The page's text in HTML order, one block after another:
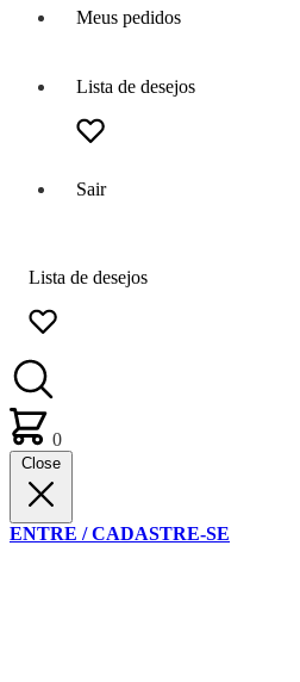
Meus pedidos
Lista de desejos
Sair
Lista de desejos
0
Close
ENTRE / CADASTRE-SE